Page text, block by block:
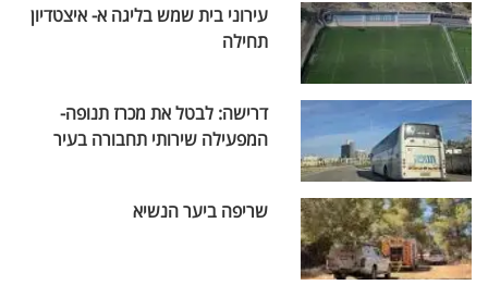
עירוני בית שמש בליגה א- איצטדיון
תחילה
דרישה: לבטל את מכרז תנופה-
המפעילה שירותי תחבורה בעיר
שריפה ביער הנשיא